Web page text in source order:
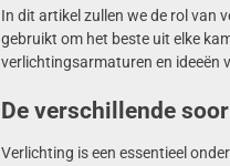
In dit artikel zullen we de rol van
gebruikt om het beste uit elke
verlichtingsarmaturen en ideeën
De verschillende
Verlichting is een essentieel